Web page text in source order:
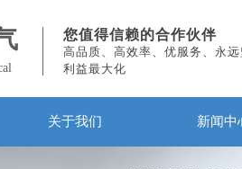
您值得信赖的合作伙伴
高品质、高效率、优服务、永
利益最大化
关于我们 新闻中